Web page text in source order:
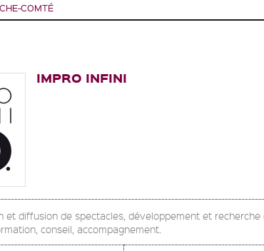
COMTÉ
IMPRO INFINI
et diffusion de spectacles, développement et
conseil, accompagnement.